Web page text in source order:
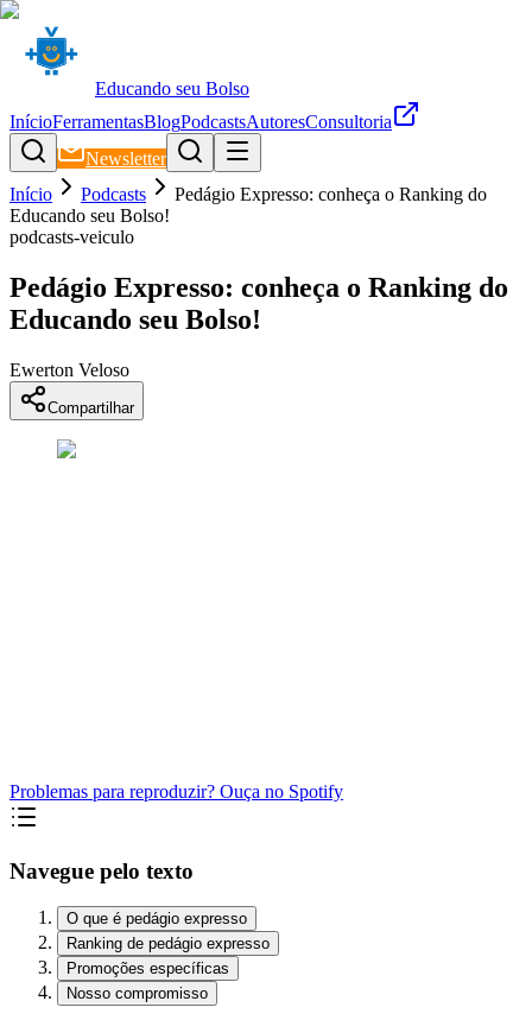
Educando seu Bolso
InícioFerramentasBlogPodcastsAutoresConsultoria
Newsletter
Início
Podcasts
Pedágio Expresso: conheça o Ranking do
Educando seu Bolso!
podcasts-veiculo
Pedágio Expresso: conheça o Ranking do
Educando seu Bolso!
Ewerton Veloso
Compartilhar
Problemas para reproduzir? Ouça no Spotify
Navegue pelo texto
O que é pedágio expresso
Ranking de pedágio expresso
Promoções específicas
Nosso compromisso